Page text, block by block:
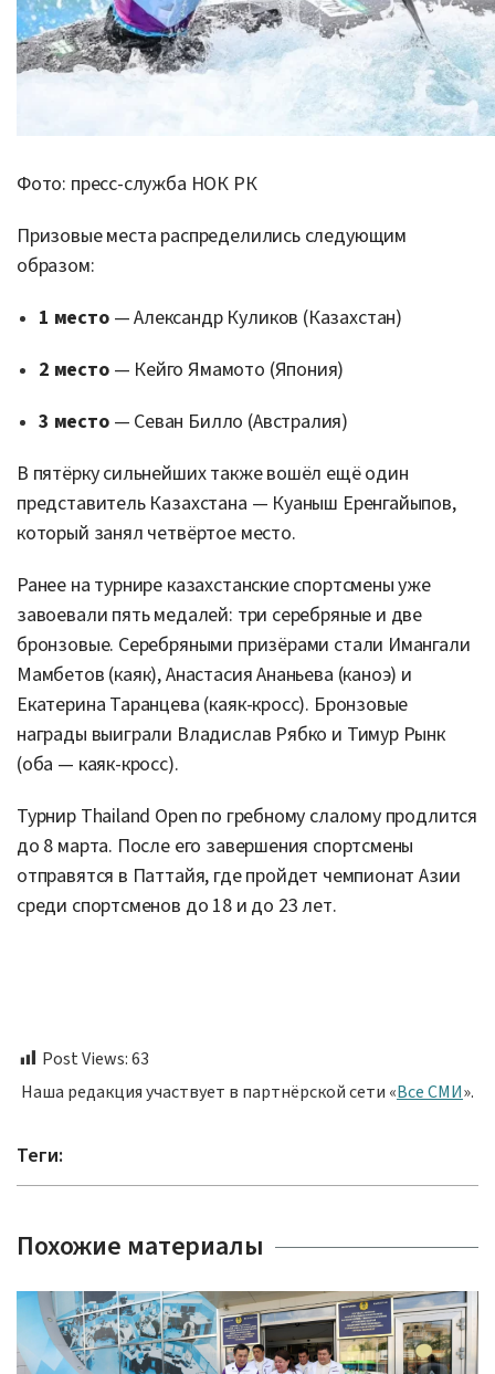
Фото: пресс-служба НОК РК
Призовые места распределились следующим
образом:
1 место—Александр Куликов (Казахстан)
2 место— Кейго Ямамото (Япония)
3 место— Севан Билло (Австралия)
В пятёрку сильнейших также вошёл ещё один
представитель Казахстана — Куаныш Еренгайыпов,
который занял четвёртое место.
Ранее на турнире казахстанские спортсмены уже
завоевали пять медалей: три серебряные и две
бронзовые. Серебряными призёрами стали Имангали
Мамбетов (каяк),Анастасия Ананьева (каноэ) и
Екатерина Таранцева (каяк-кросс). Бронзовые
награды выиграли Владислав Рябко и Тимур Рынк
(оба — каяк-кросс).
Турнир Thailand Open по гребному слаломупродлится
до 8 марта. После его завершения спортсмены
отправятся в Паттайя, где пройдет чемпионат Азии
среди спортсменов до 18 и до 23 лет.
Post Views:63
Наша редакция участвует в партнёрской сети «Все СМИ».
Теги:
Похожие материалы